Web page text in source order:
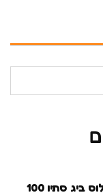
פלוס פלוס ביג סתיו 100